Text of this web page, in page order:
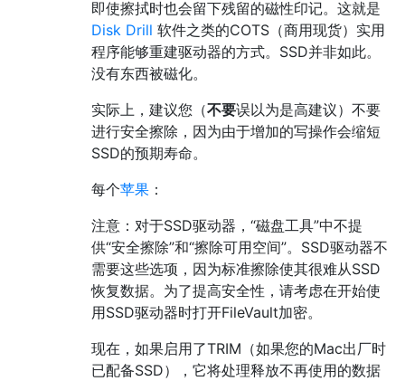
即使擦拭时也会留下残留的磁性印记。这就是
Disk Drill 软件之类的COTS（商用现货）实用
程序能够重建驱动器的方式。SSD并非如此。
没有东西被磁化。
实际上，建议您（不要误以为是高建议）不要
进行安全擦除，因为由于增加的写操作会缩短
SSD的预期寿命。
每个苹果 ：
注意：对于SSD驱动器，“磁盘工具”中不提
供“安全擦除”和“擦除可用空间”。SSD驱动器不
需要这些选项，因为标准擦除使其很难从SSD
恢复数据。为了提高安全性，请考虑在开始使
用SSD驱动器时打开FileVault加密。
现在，如果启用了TRIM（如果您的Mac出厂时
已配备SSD），它将处理释放不再使用的数据